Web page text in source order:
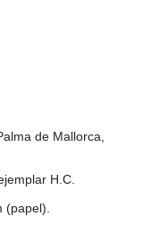
de Mallorca,
H.C.
(papel).